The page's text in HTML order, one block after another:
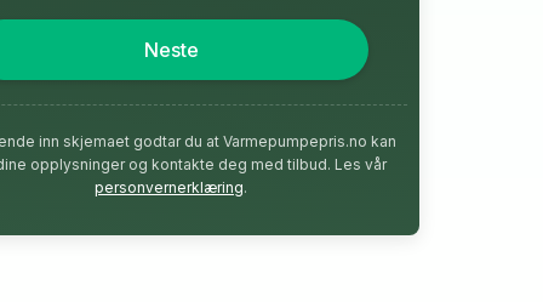
Neste
inn skjemaet godtar du at Varmepumpepris.no kan
opplysninger og kontakte deg med tilbud. Les vår
personvernerklæring.